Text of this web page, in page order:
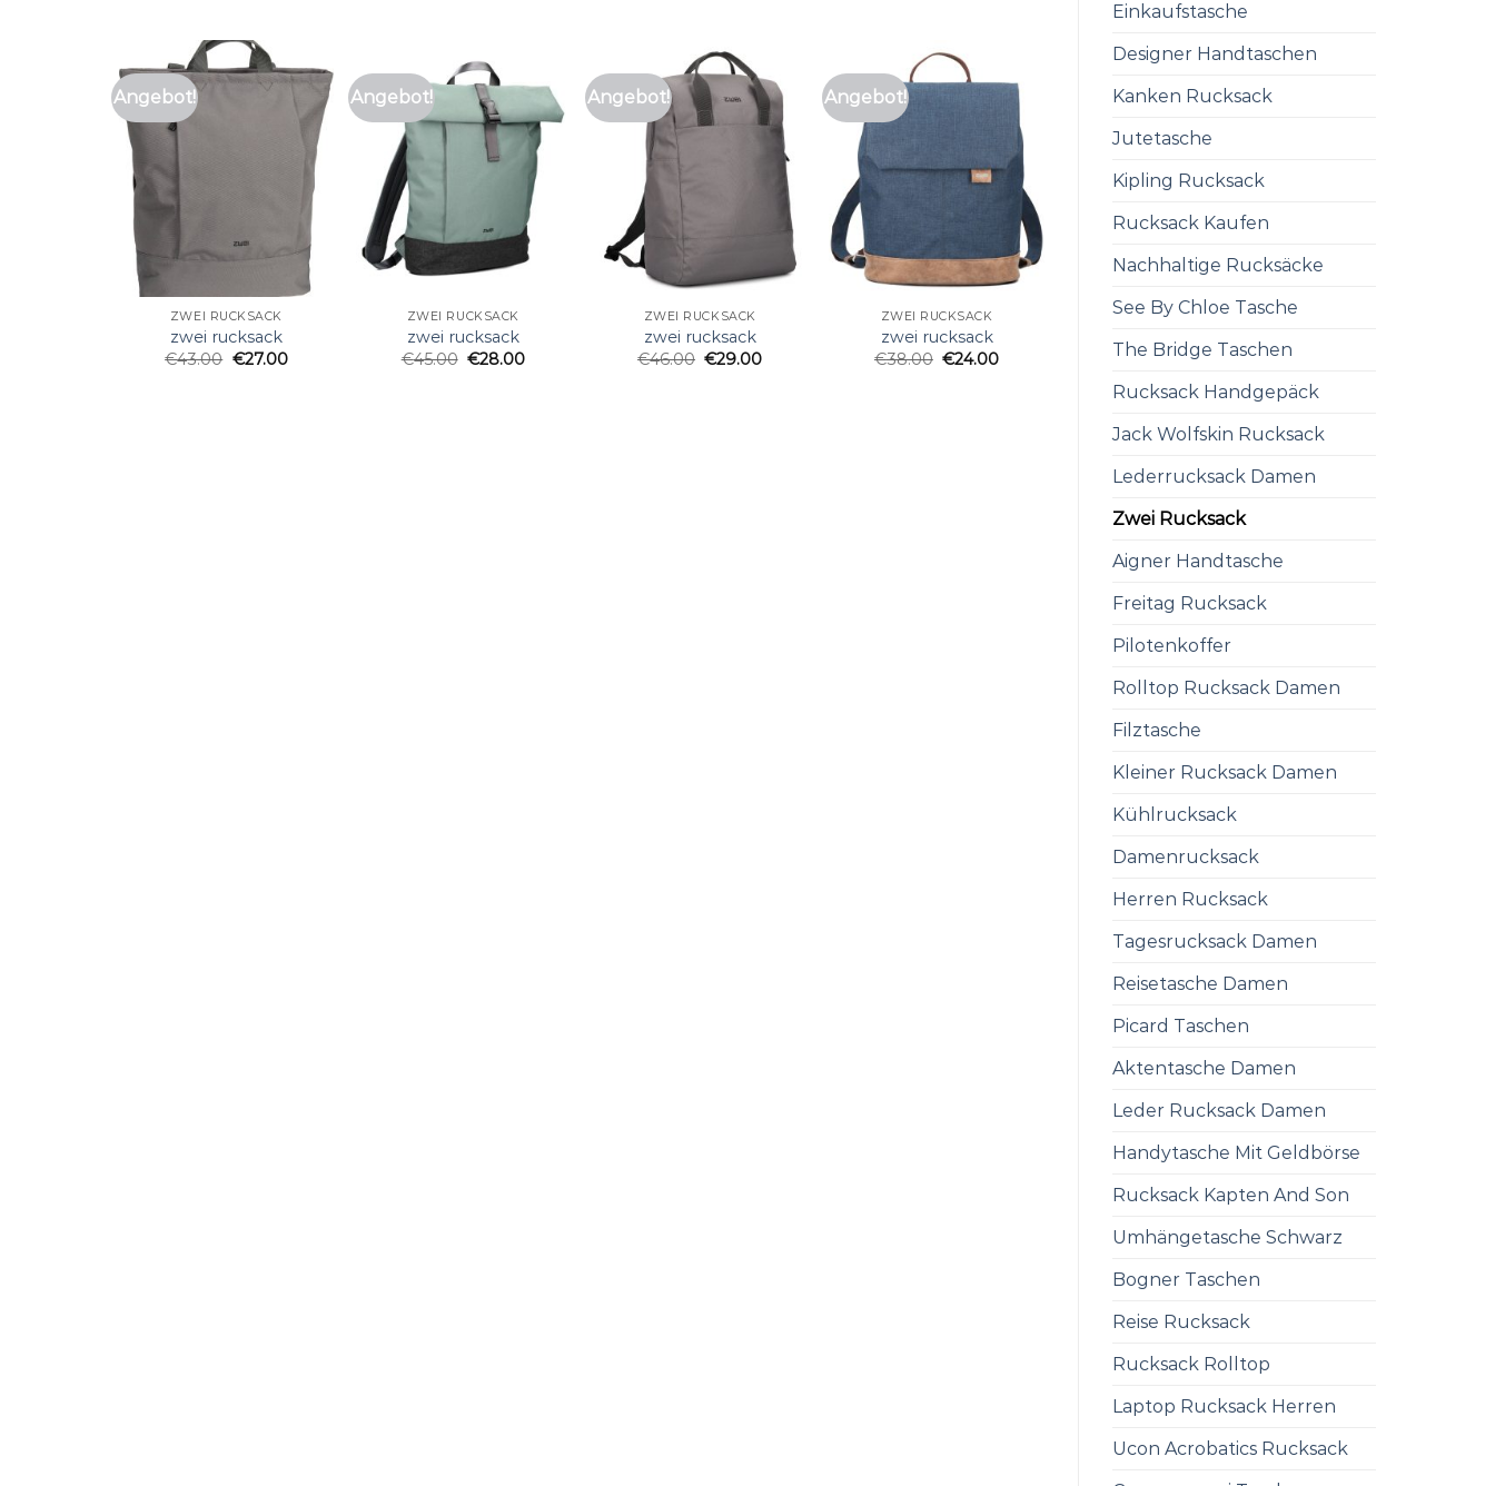
Einkaufstasche
Designer Handtaschen
Kanken Rucksack
Jutetasche
Kipling Rucksack
Rucksack Kaufen
Nachhaltige Rucksäcke
See By Chloe Tasche
The Bridge Taschen
Rucksack Handgepäck
Jack Wolfskin Rucksack
Lederrucksack Damen
Zwei Rucksack
Aigner Handtasche
Freitag Rucksack
Pilotenkoffer
Rolltop Rucksack Damen
Filztasche
Kleiner Rucksack Damen
Kühlrucksack
Damenrucksack
Herren Rucksack
Tagesrucksack Damen
Reisetasche Damen
Picard Taschen
Aktentasche Damen
Leder Rucksack Damen
Handytasche Mit Geldbörse
Rucksack Kapten And Son
Umhängetasche Schwarz
Bogner Taschen
Reise Rucksack
Rucksack Rolltop
Laptop Rucksack Herren
Ucon Acrobatics Rucksack
Angebot!
ZWEI RUCKSACK
zwei rucksack
€43.00 €27.00
Angebot!
ZWEI RUCKSACK
zwei rucksack
€45.00 €28.00
Angebot!
ZWEI RUCKSACK
zwei rucksack
€46.00 €29.00
Angebot!
ZWEI RUCKSACK
zwei rucksack
€38.00 €24.00